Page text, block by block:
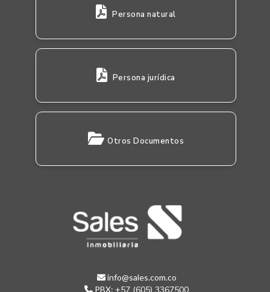
Persona natural
Persona jurídica
Otros Documentos
info@sales.com.co
PBX: